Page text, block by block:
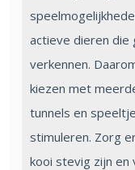
actieve dieren die
verkennen.
kiezen met
tunnels en
stimuleren. Zorg
kooi stevig zijn en